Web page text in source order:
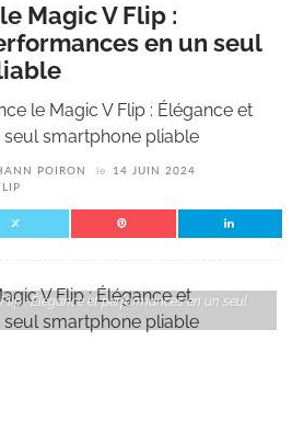
Magic V Flip :
en un seul
le Magic V Flip : Élégance et
smartphone pliable
POIRON le
14 JUIN 2024
: Élégance et performances en un seul